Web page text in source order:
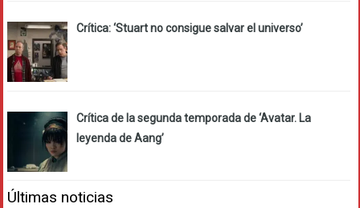
Crítica: ‘Stuart no consigue salvar el universo’
Crítica de la segunda temporada de ‘Avatar. La
leyenda de Aang’
Últimas noticias